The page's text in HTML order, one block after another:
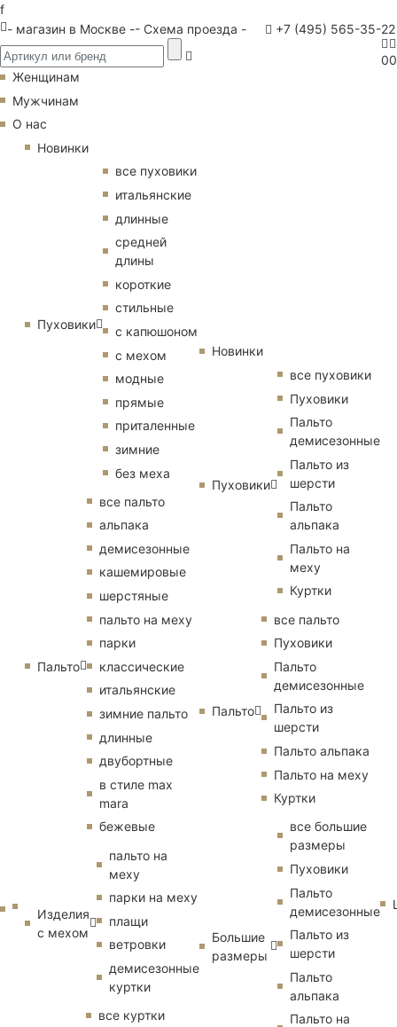
f
- магазин в Москве -- Схема проезда - +7 (495) 565-35-22
00
Женщинам
Мужчинам
О нас
Новинки
Пуховики
все пуховики
итальянские
длинные
средней
длины
короткие
стильные
с капюшоном
с мехом
модные
прямые
приталенные
зимние
без меха
Пальто
все пальто
альпака
демисезонные
кашемировые
шерстяные
пальто на меху
парки
классические
итальянские
зимние пальто
длинные
двубортные
в стиле max
mara
бежевые
Изделия
с мехом
пальто на
меху
парки на меху
плащи
ветровки
демисезонные
куртки
все куртки
Новинки
Пуховики
все пуховики
Пуховики
Пальто
демисезонные
Пальто из
шерсти
Пальто
альпака
Пальто на
меху
Куртки
Пальто
все пальто
Пуховики
Пальто
демисезонные
Пальто из
шерсти
Пальто альпака
Пальто на меху
Куртки
Большие
размеры
все большие
размеры
Пуховики
Пальто
демисезонные
Пальто из
шерсти
Пальто
альпака
Пальто на